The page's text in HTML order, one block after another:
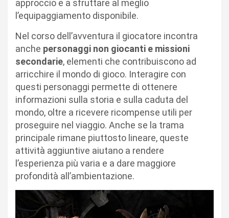
approccio e a sfruttare al meglio
l’equipaggiamento disponibile.
Nel corso dell’avventura il giocatore incontra
anche personaggi non giocanti e missioni
secondarie, elementi che contribuiscono ad
arricchire il mondo di gioco. Interagire con
questi personaggi permette di ottenere
informazioni sulla storia e sulla caduta del
mondo, oltre a ricevere ricompense utili per
proseguire nel viaggio. Anche se la trama
principale rimane piuttosto lineare, queste
attività aggiuntive aiutano a rendere
l’esperienza più varia e a dare maggiore
profondità all’ambientazione.